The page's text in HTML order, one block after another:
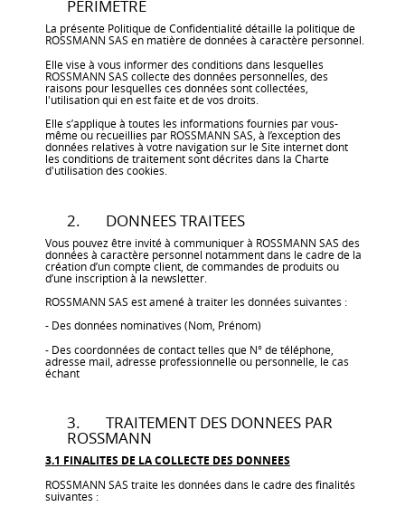
PERIMETRE
La présente Politique de Confidentialité détaille la politique de
ROSSMANN SAS en matière de données à caractère personnel.
Elle vise à vous informer des conditions dans lesquelles
ROSSMANN SAS collecte des données personnelles, des
raisons pour lesquelles ces données sont collectées,
l'utilisation qui en est faite et de vos droits.
Elle s’applique à toutes les informations fournies par vous-
même ou recueillies par ROSSMANN SAS, à l’exception des
données relatives à votre navigation sur le Site internet dont
les conditions de traitement sont décrites dans la Charte
d'utilisation des cookies.
2. DONNEES TRAITEES
Vous pouvez être invité à communiquer à ROSSMANN SAS des
données à caractère personnel notamment dans le cadre de la
création d’un compte client, de commandes de produits ou
d’une inscription à la newsletter.
ROSSMANN SAS est amené à traiter les données suivantes :
- Des données nominatives (Nom, Prénom)
- Des coordonnées de contact telles que N° de téléphone,
adresse mail, adresse professionnelle ou personnelle, le cas
échant
3. TRAITEMENT DES DONNEES PAR
ROSSMANN
3.1 FINALITES DE LA COLLECTE DES DONNEES
ROSSMANN SAS traite les données dans le cadre des finalités
suivantes :